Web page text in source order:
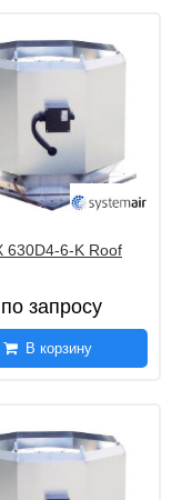
630D4-6-K Roof
запросу
В корзину